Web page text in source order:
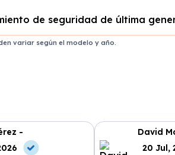
de seguridad de última
variar según el modelo y año.
-
David
20 Jul,